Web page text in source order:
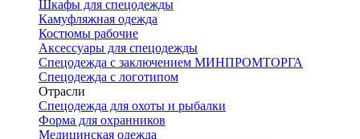
Шкафы для спецодежды
Камуфляжная одежда
Костюмы рабочие
Аксессуары для спецодежды
Спецодежда с заключением МИНПРОМТОРГА
Спецодежда с логотипом
Отрасли
Спецодежда для охоты и рыбалки
Форма для охранников
Медицинская одежда